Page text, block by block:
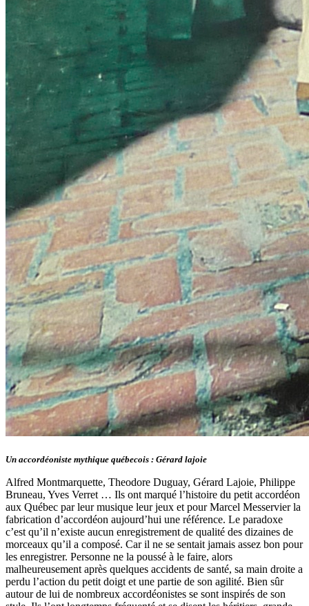
Un accordéoniste mythique québecois : Gérard lajoie
Alfred Montmarquette, Theodore Duguay, Gérard Lajoie, Philippe
Bruneau, Yves Verret … Ils ont marqué l’histoire du petit accordéon
aux Québec par leur musique leur jeux et pour Marcel Messervier la
fabrication d’accordéon aujourd’hui une référence. Le paradoxe
c’est qu’il n’existe aucun enregistrement de qualité des dizaines de
morceaux qu’il a composé. Car il ne se sentait jamais assez bon pour
les enregistrer. Personne ne la poussé à le faire, alors
malheureusement après quelques accidents de santé, sa main droite a
perdu l’action du petit doigt et une partie de son agilité. Bien sûr
autour de lui de nombreux accordéonistes se sont inspirés de son